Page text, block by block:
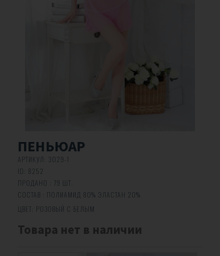
ПЕНЬЮАР
АРТИКУЛ: 3029-1
ID: 8252
ПРОДАНО : 79 ШТ.
СОСТАВ : ПОЛИАМИД 80% ЭЛАСТАН 20%
ЦВЕТ: РОЗОВЫЙ С БЕЛЫМ
Товара нет в наличии